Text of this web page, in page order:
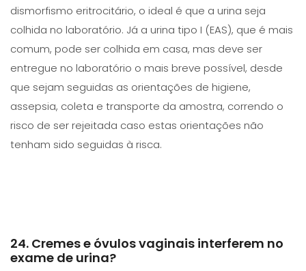
dismorfismo eritrocitário, o ideal é que a urina seja
colhida no laboratório. Já a urina tipo I (EAS), que é mais
comum, pode ser colhida em casa, mas deve ser
entregue no laboratório o mais breve possível, desde
que sejam seguidas as orientações de higiene,
assepsia, coleta e transporte da amostra, correndo o
risco de ser rejeitada caso estas orientações não
tenham sido seguidas à risca.
24. Cremes e óvulos vaginais interferem no
exame de urina?